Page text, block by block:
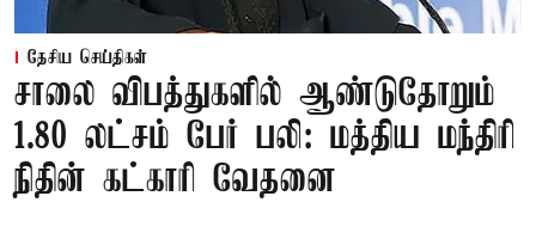
தேசிய செய்திகள்
சாலை விபத்துகளில் ஆண்டுதோறும்
1.80 லட்சம் பேர் பலி: மத்திய மந்திரி
நிதின் கட்காரி வேதனை